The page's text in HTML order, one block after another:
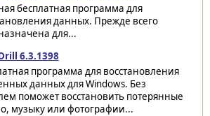
бесплатная программа для
данных. Прежде всего
для...
6.3.1398
программа для восстановления
данных для Windows. Без
поможет восстановить потерянные
музыку или фотографии...